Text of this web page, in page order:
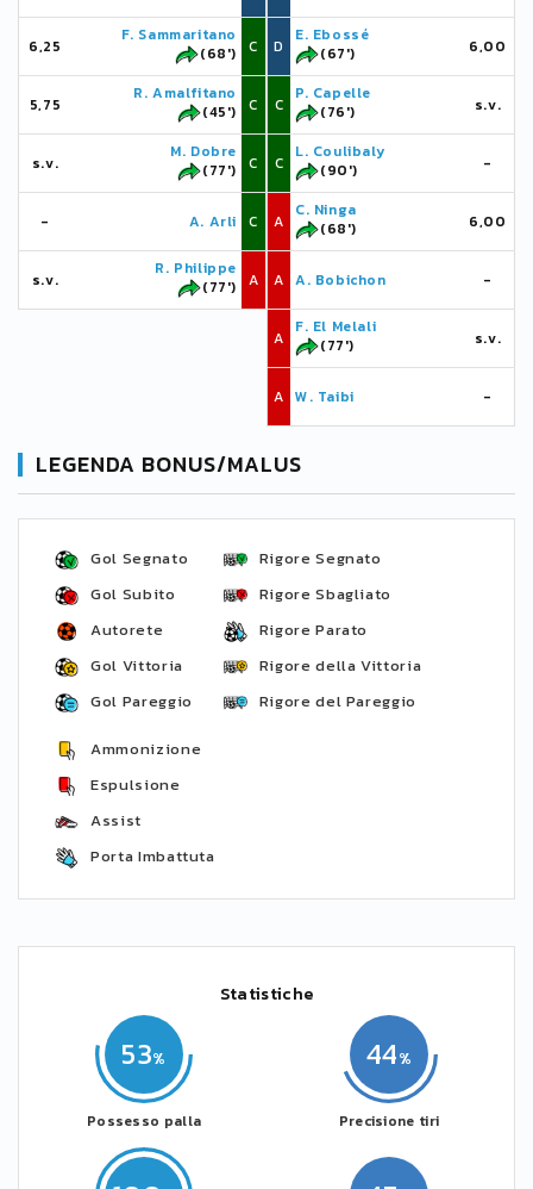
6,25
F. Sammaritano
(68')
C
5,75
R. Amalfitano
(45')
C
s.v.
M. Dobre
(77')
C
- A. Arli C
s.v.
R. Philippe
(77')
A
D
E. Ebossé
(67')
6,00
C
P. Capelle
(76')
s.v.
C
L. Coulibaly
(90')
-
A
C. Ninga
(68')
6,00
A A. Bobichon -
A
F. El Melali
(77')
s.v.
A W. Taibi -
LEGENDA BONUS/MALUS
Gol Segnato
Gol Subito
Autorete
Gol Vittoria
Gol Pareggio
Rigore Segnato
Rigore Sbagliato
Rigore Parato
Rigore della Vittoria
Rigore del Pareggio
Ammonizione
Espulsione
Assist
Porta Imbattuta
Statistiche
53
Possesso palla
44
Precisione tiri